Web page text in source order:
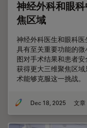
神经外科和眼
焦区域
神经外科医生和眼科
具有至关重要功能的
图对手术结果和患者
获得更大三维聚焦区
术能够克服这一挑战。
Dec 18, 2025 文章